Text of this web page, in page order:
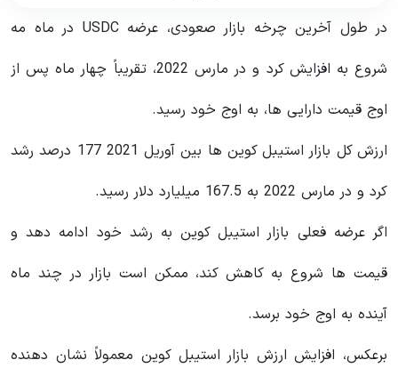
در طول آخرین چرخه بازار صعودی، عرضه USDC در ماه مه
شروع به افزایش کرد و در مارس 2022، تقریباً چهار ماه پس از
اوج قیمت دارایی ها، به اوج خود رسید.
ارزش کل بازار استیبل کوین ها بین آوریل 2021 177 درصد رشد
کرد و در مارس 2022 به 167.5 میلیارد دلار رسید.
اگر عرضه فعلی بازار استیبل کوین به رشد خود ادامه دهد و
قیمت ها شروع به کاهش کند، ممکن است بازار در چند ماه
آینده به اوج خود برسد.
برعکس، افزایش ارزش بازار استیبل کوین معمولاً نشان دهنده